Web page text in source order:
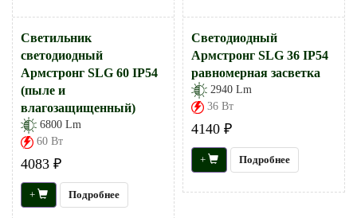
Светильник
светодиодный
Армстронг SLG 60 IP54
(пыле и
влагозащищенный)
6800 Lm
60 Вт
4083 ₽
+ Подробнее
Светодиодный
Армстронг SLG 36 IP54
равномерная засветка
2940 Lm
36 Вт
4140 ₽
+ Подробнее